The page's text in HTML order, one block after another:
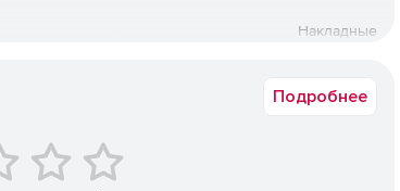
Накладные
Подробнее